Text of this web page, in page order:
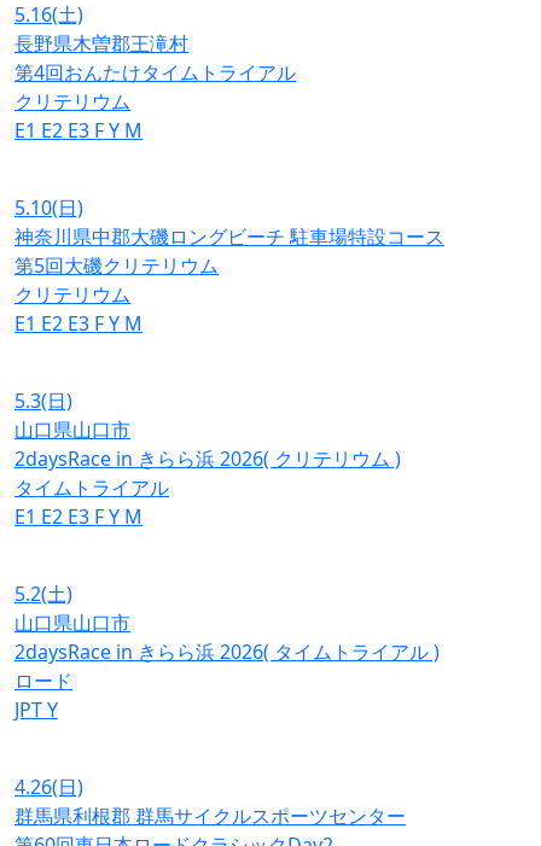
5.16(土)
長野県木曽郡王滝村
第4回おんたけタイムトライアル
クリテリウム
E1 E2 E3 FY M
5.10(日)
神奈川県中郡大磯ロングビーチ 駐車場特設コース
第5回大磯クリテリウム
クリテリウム
E1 E2 E3 FY M
5.3(日)
山口県山口市
2daysRace in きらら浜 2026( クリテリウム )
タイムトライアル
E1 E2 E3 FY M
5.2(土)
山口県山口市
2daysRace in きらら浜 2026( タイムトライアル )
ロード
JPTY
4.26(日)
群馬県利根郡 群馬サイクルスポーツセンター